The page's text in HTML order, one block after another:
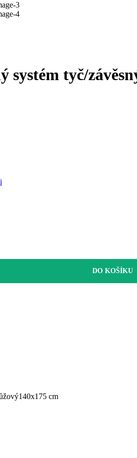
systém tyč/
DO KOŠÍKU
140x175 cm